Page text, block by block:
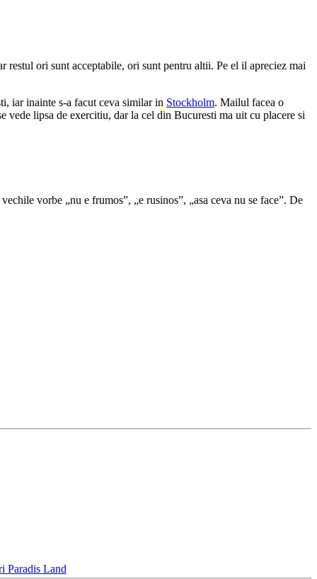
ori sunt acceptabile, ori sunt pentru altii. Pe el il apreciez mai
iar inainte s-a facut ceva similar in Stockholm. Mailul facea o
vede lipsa de exercitiu, dar la cel din Bucuresti ma uit cu placere si
vorbe „nu e frumos”, „e rusinos”, „asa ceva nu se face”. De